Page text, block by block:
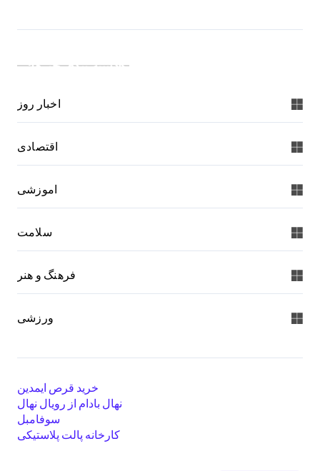
دسته بندی خبرها:
اخبار روز
اقتصادی
اموزشی
سلامت
فرهنگ و هنر
ورزشی
خرید قرص ایمدین
نهال بادام از رویال نهال
سوفامبل
کارخانه پالت پلاستیکی